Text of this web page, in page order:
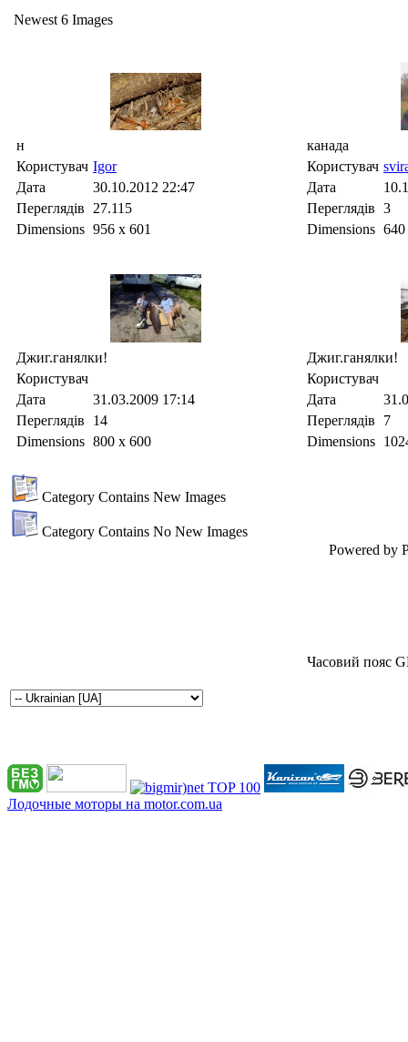
Newest 6 Images
н
Користувач Igor
Дата
30.10.2012 22:47
Переглядів
27.115
Dimensions 956 x 601
канада
Користувач
Дата
Переглядів 3
Dimensions
Джиг.ганялки!
Користувач
Дата
31.03.2009 17:14
Переглядів
14
Dimensions 800 x 600
Джиг.ганялки!
Користувач
Дата
Переглядів
7
Dimensions
Category Contains New Images
Category Contains No New Images
Powered by
Часовий пояс
Лодочные моторы на motor.com.ua